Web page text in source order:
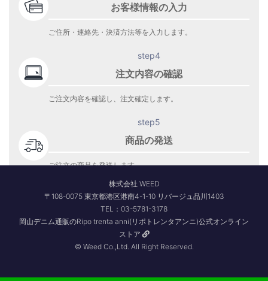
お客様情報の入力
ご住所・連絡先・決済方法等を入力します。
step4
注文内容の確認
ご注文内容を確認し、注文確定します。
step5
商品の発送
ご注文の商品を発送します。
株式会社 WEED
〒108-0075 東京都港区港南4-1-10 リバージュ品川1403
TEL：03-5781-3178
岡山デニム通販のRipo trenta anni(リポトレンタアンニ)公式オンライン
ストア
© Weed Co.,Ltd. All Right Reserved.